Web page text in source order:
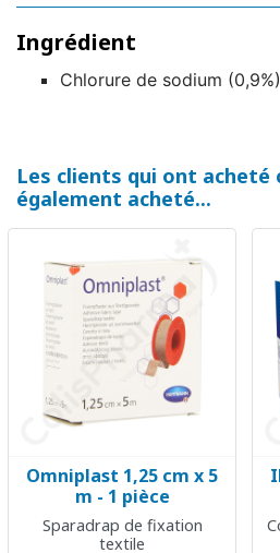
Ingrédient
Chlorure de sodium (0,9%)
Les clients qui ont
également acheté...
Omniplast 1,25 cm x 5
m - 1 pièce
Sparadrap de fixation
textile